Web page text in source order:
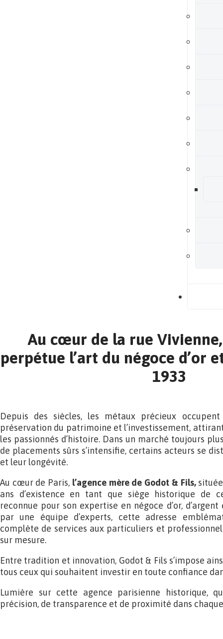
Au cœur de la rue
perpétue l’art du négoce d’or
1933
Depuis des siècles, les métaux précieux
préservation du patrimoine et l’investissement,
les passionnés d’histoire. Dans un marché toujours
de placements sûrs s’intensifie, certains acteurs se
et leur longévité.
Au cœur de Paris, l’agence mère de Godot & Fils,située
ans d’existence en tant que siège historique de
reconnue pour son expertise en négoce d’or,
par une équipe d’experts, cette adresse
complète de services aux particuliers et
sur mesure.
Entre tradition et innovation, Godot & Fils s’impose
tous ceux qui souhaitent investir en toute confiance
Lumière sur cette agence parisienne historique,
précision, de transparence et de proximité dans